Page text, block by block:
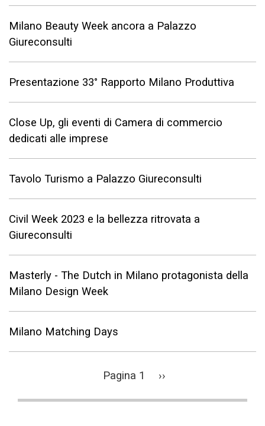
Milano Beauty Week ancora a Palazzo
Giureconsulti
Presentazione 33° Rapporto Milano Produttiva
Close Up, gli eventi di Camera di commercio
dedicati alle imprese
Tavolo Turismo a Palazzo Giureconsulti
Civil Week 2023 e la bellezza ritrovata a
Giureconsulti
Masterly - The Dutch in Milano protagonista della
Milano Design Week
Milano Matching Days
Pagina 1
Pagina
››